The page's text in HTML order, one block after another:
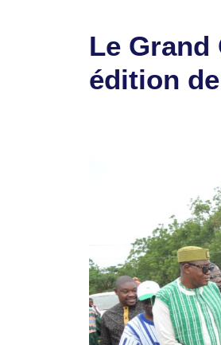
Le Grand
édition